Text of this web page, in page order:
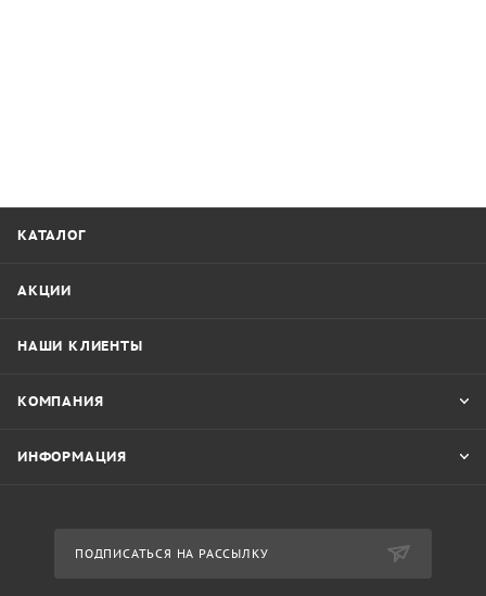
КАТАЛОГ
АКЦИИ
НАШИ КЛИЕНТЫ
КОМПАНИЯ
ИНФОРМАЦИЯ
ПОДПИСАТЬСЯ НА РАССЫЛКУ